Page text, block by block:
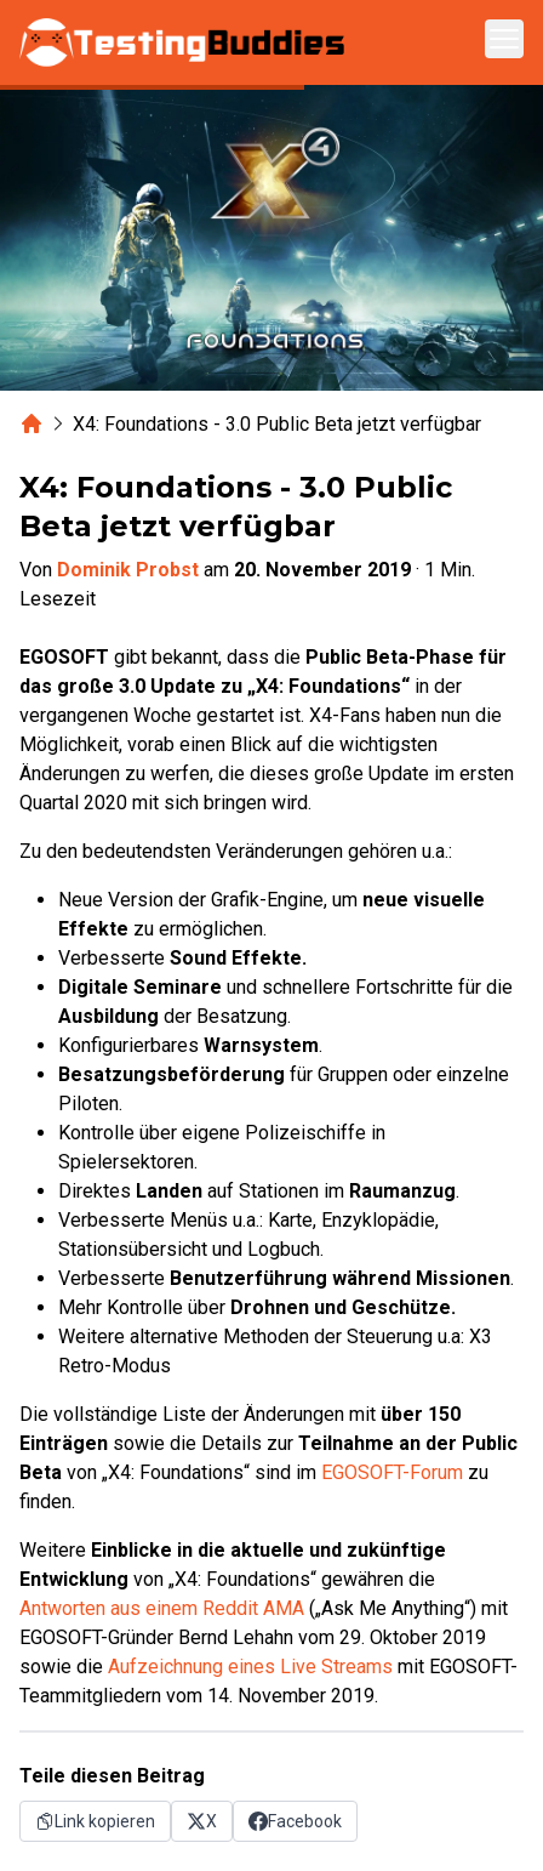
Zum Hauptinhalt springen
HomeX4: Foundations - 3.0 Public Beta jetzt verfügbar
X4: Foundations - 3.0 Public
Beta jetzt verfügbar
Von Dominik Probst am 20. November 2019 · 1 Min.
Lesezeit
EGOSOFT gibt bekannt, dass die Public Beta-Phase für
das große 3.0 Update zu „X4: Foundations“ in der
vergangenen Woche gestartet ist. X4-Fans haben nun die
Möglichkeit, vorab einen Blick auf die wichtigsten
Änderungen zu werfen, die dieses große Update im ersten
Quartal 2020 mit sich bringen wird.
Zu den bedeutendsten Veränderungen gehören u.a.:
Neue Version der Grafik-Engine, um neue visuelle
Effekte zu ermöglichen.
Verbesserte Sound Effekte.
Digitale Seminare und schnellere Fortschritte für die
Ausbildung der Besatzung.
Konfigurierbares Warnsystem.
Besatzungsbeförderung für Gruppen oder einzelne
Piloten.
Kontrolle über eigene Polizeischiffe in
Spielersektoren.
Direktes Landen auf Stationen im Raumanzug.
Verbesserte Menüs u.a.: Karte, Enzyklopädie,
Stationsübersicht und Logbuch.
Verbesserte Benutzerführung während Missionen.
Mehr Kontrolle über Drohnen und Geschütze.
Weitere alternative Methoden der Steuerung u.a: X3
Retro-Modus
Die vollständige Liste der Änderungen mit über 150
Einträgen sowie die Details zur Teilnahme an der Public
Beta von „X4: Foundations“ sind im EGOSOFT-Forum zu
finden.
Weitere Einblicke in die aktuelle und zukünftige
Entwicklung von „X4: Foundations“ gewähren die
Antworten aus einem Reddit AMA („Ask Me Anything“) mit
EGOSOFT-Gründer Bernd Lehahn vom 29. Oktober 2019
sowie die Aufzeichnung eines Live Streams mit EGOSOFT-
Teammitgliedern vom 14. November 2019.
Teile diesen Beitrag
Link kopieren X Facebook